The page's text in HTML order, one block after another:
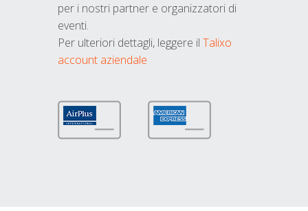
per i nostri partner e organizzatori di
eventi.
Per ulteriori dettagli, leggere il Talixo
account aziendale